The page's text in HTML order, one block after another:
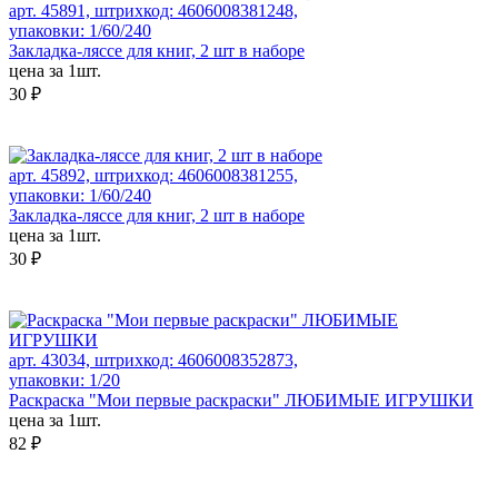
арт. 45891, штрихкод: 4606008381248,
упаковки: 1/60/240
Закладка-ляссе для книг, 2 шт в наборе
цена за 1шт.
30 ₽
арт. 45892, штрихкод: 4606008381255,
упаковки: 1/60/240
Закладка-ляссе для книг, 2 шт в наборе
цена за 1шт.
30 ₽
арт. 43034, штрихкод: 4606008352873,
упаковки: 1/20
Раскраска "Мои первые раскраски" ЛЮБИМЫЕ ИГРУШКИ
цена за 1шт.
82 ₽